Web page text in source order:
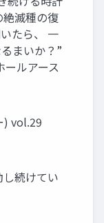
絶滅種の復
たら、 一
まいか？”
ールアース
) vol.29
続けてい